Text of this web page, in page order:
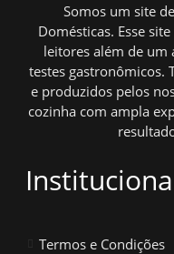
Somos um site
Domésticas. Esse
leitores além de um
testes gastronômicos.
e produzidos pelos
cozinha com ampla
Termos e Condições